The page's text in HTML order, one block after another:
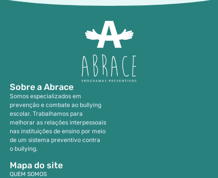
Sobre a Abrace
Somos especializados em
prevenção e combate ao bullying
escolar. Trabalhamos para
melhorar as relações interpessoais
nas instituições de ensino por meio
de um sistema preventivo contra
o bullying.
Mapa do site
QUEM SOMOS